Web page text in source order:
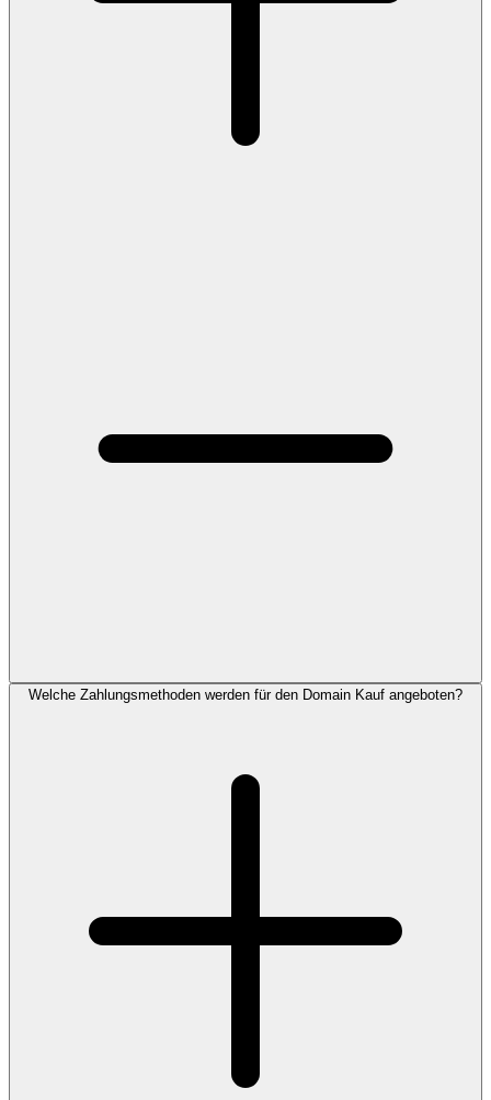
Welche Zahlungsmethoden werden für den Domain Kauf angeboten?